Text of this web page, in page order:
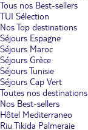
Tous nos Best-sellers
TUI Sélection
Nos Top destinations
Séjours Espagne
Séjours Maroc
Séjours Grèce
Séjours Tunisie
Séjours Cap Vert
Toutes nos destinations
Nos Best-sellers
Hôtel Mediterraneo
Riu Tikida Palmeraie